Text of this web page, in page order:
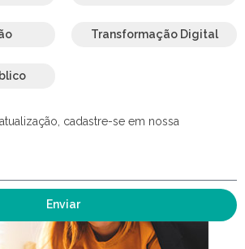
Transformação Digital
cadastre-se em nossa
Enviar